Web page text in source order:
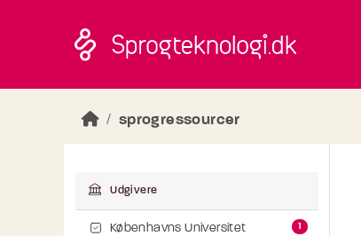
sprogressourcer
Udgivere
Københavns Universitet 1